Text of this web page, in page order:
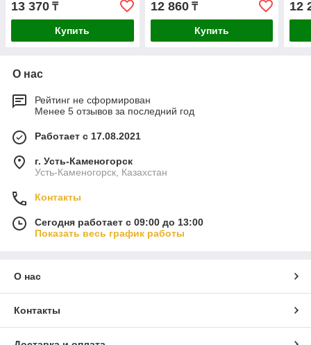
13 370 ₸
Купить
45321
12 860₸
Купить
12
О нас
Рейтинг не сформирован
Менее 5 отзывов за последний год
Работает с 17.08.2021
г. Усть-Каменогорск
Усть-Каменогорск, Казахстан
Контакты
Сегодня работает с 09:00 до 13:00
Показать весь график работы
О нас
Контакты